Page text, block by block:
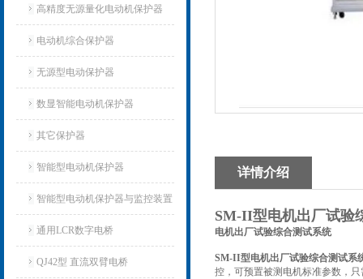
高精度无源量化电动机保护器
电动机综合保护器
无源型电动保护器
数显智能电动机保护器
其它保护器
智能型电动机保护器
智能型电动机保护器与监控装置
通用LCR数字电桥
QJ42型 直流双臂电桥
详情介绍
SM-II型电机出厂试验
电机出厂试验综合测试系统
SM-II型电机出厂试验综合测试系
控，可预置被测电机标准参数，